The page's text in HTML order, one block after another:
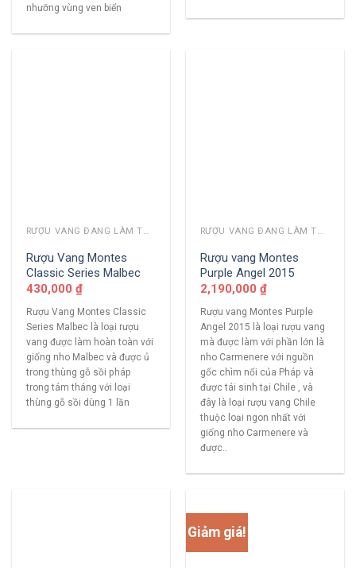
nhưỡng vùng ven biển
RƯỢU VANG ĐANG LÀM THỊ TRƯỜNG
Rượu Vang Montes
Classic Series Malbec
430,000 ₫
Rượu Vang Montes Classic
Series Malbec là loại rượu
vang được làm hoàn toàn với
giống nho Malbec và được ủ
trong thùng gỗ sồi pháp
trong tám tháng với loại
thùng gỗ sồi dùng 1 lần
RƯỢU VANG ĐANG LÀM THỊ TRƯỜNG
Rượu vang Montes
Purple Angel 2015
2,190,000 ₫
Rượu vang Montes Purple
Angel 2015 là loại rượu vang
mà được làm với phần lớn là
nho Carmenere với nguồn
gốc chìm nổi của Pháp và
được tái sinh tại Chile , và
đây là loại rượu vang Chile
thuộc loại ngon nhất với
giống nho Carmenere và
được..
Giảm giá!